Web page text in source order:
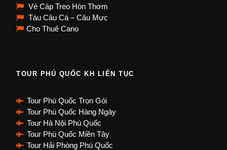
Vé Cáp Treo Hòn Thơm
Tàu Câu Cá – Câu Mực
Cho Thuê Cano
TOUR PHÚ QUỐC KH LIÊN TỤC
Tour Phú Quốc Trọn Gói
Tour Phú Quốc Hàng Ngày
Tour Hà Nội Phú Quốc
Tour Phú Quốc Miền Tây
Tour Hải Phòng Phú Quốc